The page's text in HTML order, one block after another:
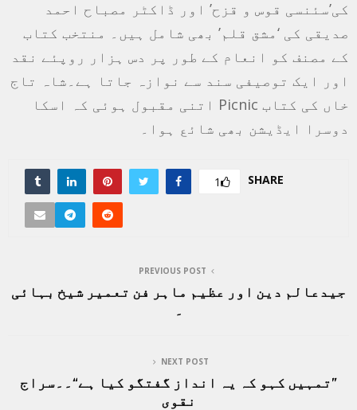
کی’سئنسی قوس و قزح’ اور ڈاکٹر مصباح احمد
صدیقی کی ‘مشق قلم’ بھی شامل ہیں۔ منتخب کتاب
کے مصنف کو انعام کے طور پر دس ہزار روپئے نقد
اور ایک توصیفی سند سے نوازہ جاتا ہے۔شاہ تاج
خاں کی کتاب Picnic اتنی مقبول ہوئی کہ اسکا
دوسرا ایڈیشن بھی شائع ہوا۔
SHARE
1
PREVIOUS POST
جیدعالم دین اور عظیم ماہر فن تعمیر شیخ بہائی
۔
NEXT POST
”تمہیں کہو کہ یہ انداز گفتگو کیا ہے“۔۔سراج
نقوی